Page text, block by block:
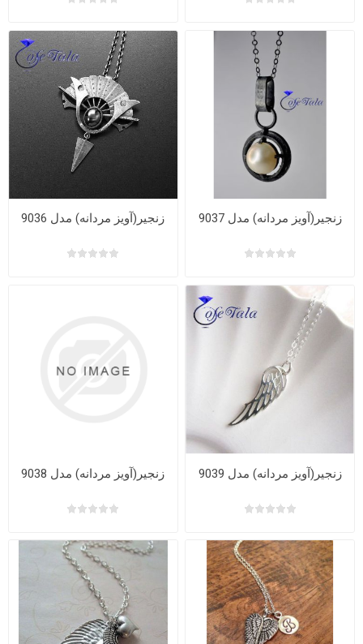
زنجیر(آویز مردانه) مدل 9036 زنجیر(آویز مردانه) مدل 9037
زنجیر(آویز مردانه) مدل 9038 زنجیر(آویز مردانه) مدل 9039